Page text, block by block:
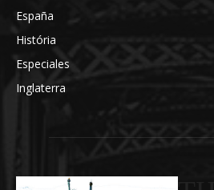
España
História
Especiales
Inglaterra